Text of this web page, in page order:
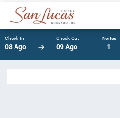
Check-In
08 Ago
Check-Out
09 Ago
Noites
1